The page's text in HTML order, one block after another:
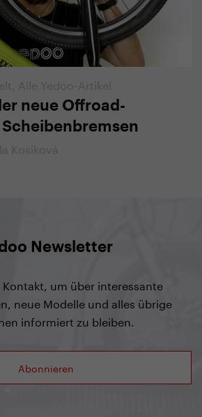
Alle Yedoo-Artikel
neue Offroad-
Kosíková
Newsletter
Kontakt, um über interessante
neue Modelle und alles übrige
informiert zu bleiben.
Abonnieren